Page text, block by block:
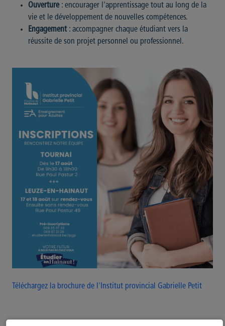
Ouverture: encourager l'apprentissage tout au long de la
vie et le développement de nouvelles compétences.
Engagement: accompagner chaque étudiant vers la
réussite de son projet personnel ou professionnel.
Téléchargez la brochure de l'Institut provincial Gabrielle Petit